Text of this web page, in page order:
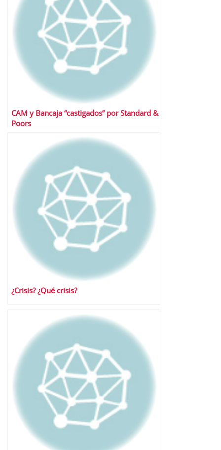
CAM y Bancaja “castigados” por Standard &
Poors
¿Crisis? ¿Qué crisis?